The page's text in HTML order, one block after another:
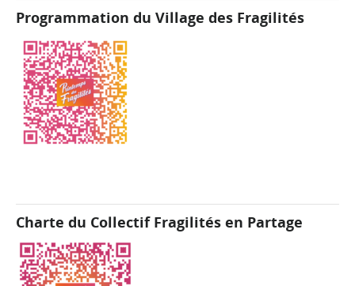
Programmation du Village des Fragilités
Charte du Collectif Fragilités en Partage